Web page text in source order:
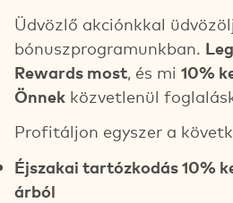
Üdvözlő akciónkkal
bónuszprogramunkban.
Rewards most, és mi 10%
Önnek közvetlenül
Profitáljon egyszer a
Éjszakai tartózkodás 10%
árból